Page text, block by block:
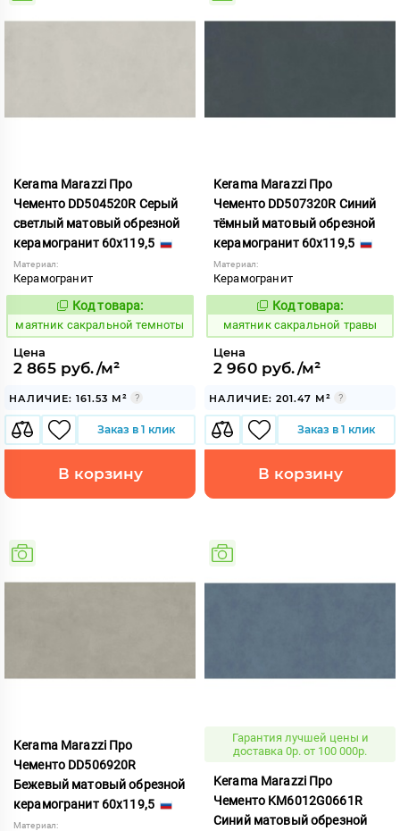
Kerama Marazzi Про
Чементо DD504520R Серый
светлый матовый обрезной
керамогранит 60x119,5
Материал:
Керамогранит
931977
Код товара:
маятник сакральной темноты
Цена
2 865 руб./м²
НАЛИЧИЕ: 161.53 М²
Заказ в 1 клик
В корзину
Kerama Marazzi Про
Чементо DD507320R Синий
тёмный матовый обрезной
керамогранит 60x119,5
Материал:
Керамогранит
931982
Код товара:
маятник сакральной травы
Цена
2 960 руб./м²
НАЛИЧИЕ: 201.47 М²
Заказ в 1 клик
В корзину
Kerama Marazzi Про
Чементо DD506920R
Бежевый матовый обрезной
керамогранит 60x119,5
Материал:
Гарантия лучшей цены и
доставка 0р. от 100 000р.
Kerama Marazzi Про
Чементо KM6012G0661R
Синий матовый обрезной